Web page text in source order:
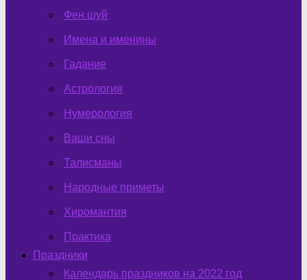
Фен шуй
Имена и именины
Гадание
Астрология
Нумерология
Ваши сны
Талисманы
Народные приметы
Хиромантия
Практика
Праздники
Календарь праздников на 2022 год